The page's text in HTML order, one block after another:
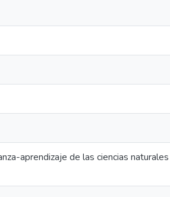
aprendizaje de las ciencias